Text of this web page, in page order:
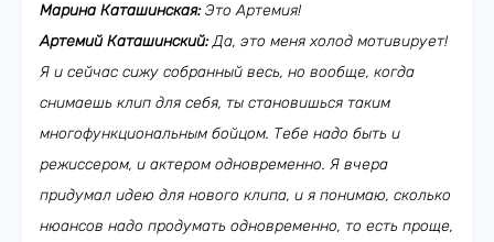
Марина Каташинская:Это Артемия!
Артемий Каташинский:Да, это меня холод мотивирует!
Я и сейчас сижу собранный весь, но вообще, когда
снимаешь клип для себя, ты становишься таким
многофункциональным бойцом. Тебе надо быть и
режиссером, и актером одновременно. Я вчера
придумал идею для нового клипа, и я понимаю, сколько
нюансов надо продумать одновременно, то есть проще,